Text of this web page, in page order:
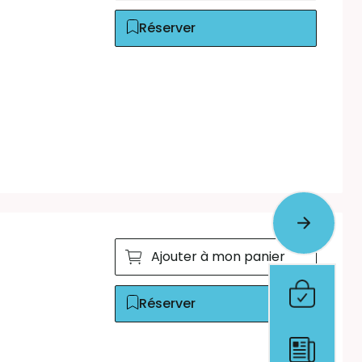
Réserver
Ajouter à mon panier
Réserver